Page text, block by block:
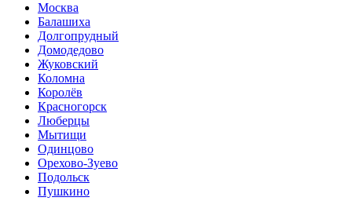
Москва
Балашиха
Долгопрудный
Домодедово
Жуковский
Коломна
Королёв
Красногорск
Люберцы
Мытищи
Одинцово
Орехово-Зуево
Подольск
Пушкино